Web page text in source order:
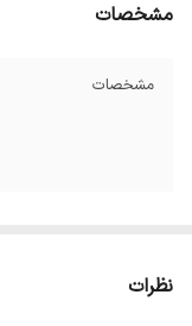
مشخصات
مشخصات
نظرات